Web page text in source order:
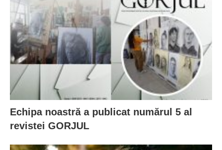
Echipa noastră a publicat numărul 5 al
revistei GORJUL